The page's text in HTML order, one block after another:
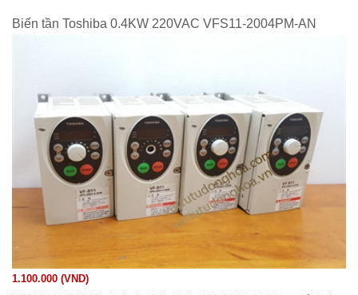
Biến tần Toshiba 0.4KW 220VAC VFS11-2004PM-AN
1.100.000 (VND)